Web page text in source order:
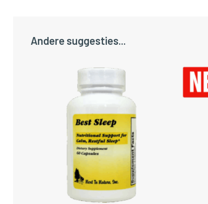
Andere suggesties...